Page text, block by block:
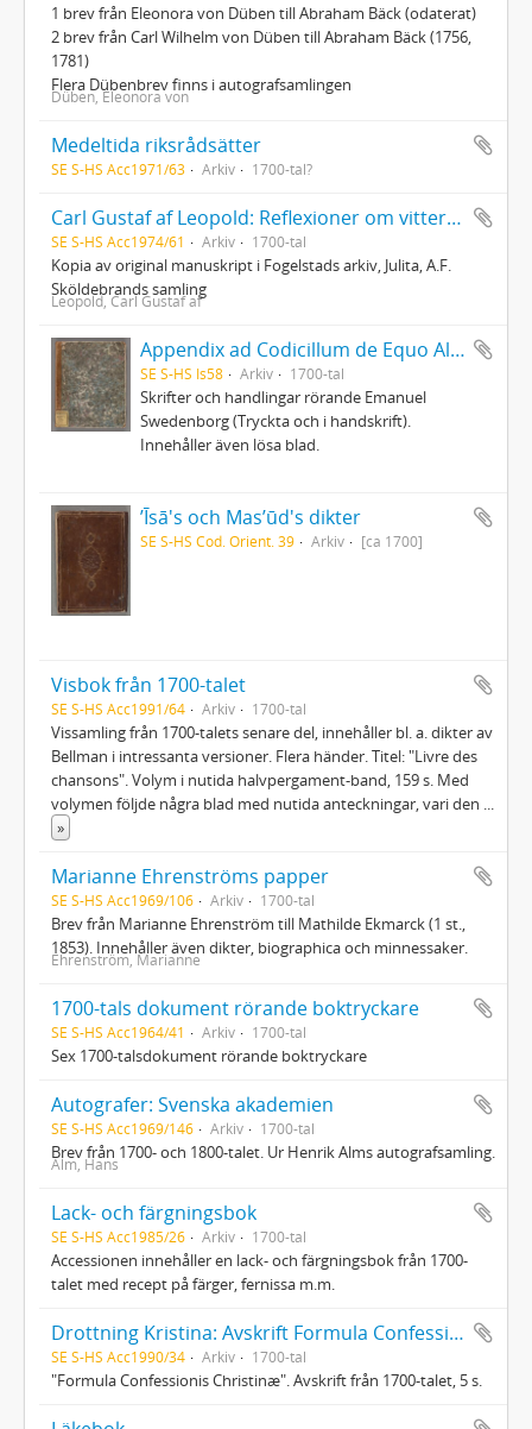
1 brev från Eleonora von Düben till Abraham Bäck (odaterat)
2 brev från Carl Wilhelm von Düben till Abraham Bäck (1756,
1781)
Flera Dübenbrev finns i autografsamlingen
Düben, Eleonora von
Medeltida riksrådsätter
SE S-HS Acc1971/63 Arkiv 1700-tal?
Carl Gustaf af Leopold: Reflexioner om vitterhet
SE S-HS Acc1974/61 Arkiv 1700-tal
Kopia av original manuskript i Fogelstads arkiv, Julita, A.F.
Sköldebrands samling
Leopold, Carl Gustaf af
Appendix ad Codicillum de Equo Albo
SE S-HS Is58 Arkiv 1700-tal
Skrifter och handlingar rörande Emanuel
Swedenborg (Tryckta och i handskrift).
Innehåller även lösa blad.
ʼĪsā's och Masʼūd's dikter
SE S-HS Cod. Orient. 39 Arkiv [ca 1700]
Visbok från 1700-talet
SE S-HS Acc1991/64 Arkiv 1700-tal
Vissamling från 1700-talets senare del, innehåller bl. a. dikter av
Bellman i intressanta versioner. Flera händer. Titel: "Livre des
chansons". Volym i nutida halvpergament-band, 159 s. Med
volymen följde några blad med nutida anteckningar, vari den
»
Marianne Ehrenströms papper
SE S-HS Acc1969/106 Arkiv 1700-tal
Brev från Marianne Ehrenström till Mathilde Ekmarck (1 st.,
1853). Innehåller även dikter, biographica och minnessaker.
Ehrenström, Marianne
1700-tals dokument rörande boktryckare
SE S-HS Acc1964/41 Arkiv 1700-tal
Sex 1700-talsdokument rörande boktryckare
Autografer: Svenska akademien
SE S-HS Acc1969/146 Arkiv 1700-tal
Brev från 1700- och 1800-talet. Ur Henrik Alms autografsamling.
Alm, Hans
Lack- och färgningsbok
SE S-HS Acc1985/26 Arkiv 1700-tal
Accessionen innehåller en lack- och färgningsbok från 1700-
talet med recept på färger, fernissa m.m.
Drottning Kristina: Avskrift Formula Confessionis Christinæ
SE S-HS Acc1990/34 Arkiv 1700-tal
"Formula Confessionis Christinæ". Avskrift från 1700-talet, 5 s.